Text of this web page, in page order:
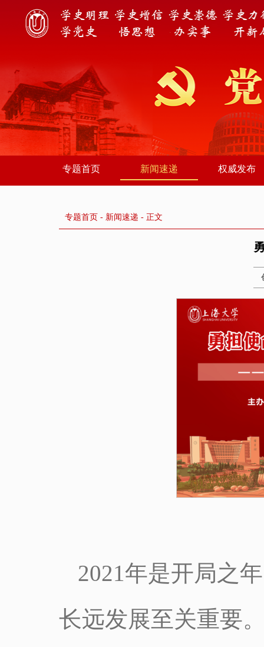
专题首页 新闻速递 权威发布
专题首页 - 新闻速递 - 正文
2021年是开局之
长远发展至关重要